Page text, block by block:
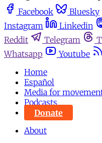
Facebook Bluesky
Instagram
Linkedin
Reddit
Telegram
Whatsapp
Youtube
Home
Español
Media for
Podcasts
Donate
About